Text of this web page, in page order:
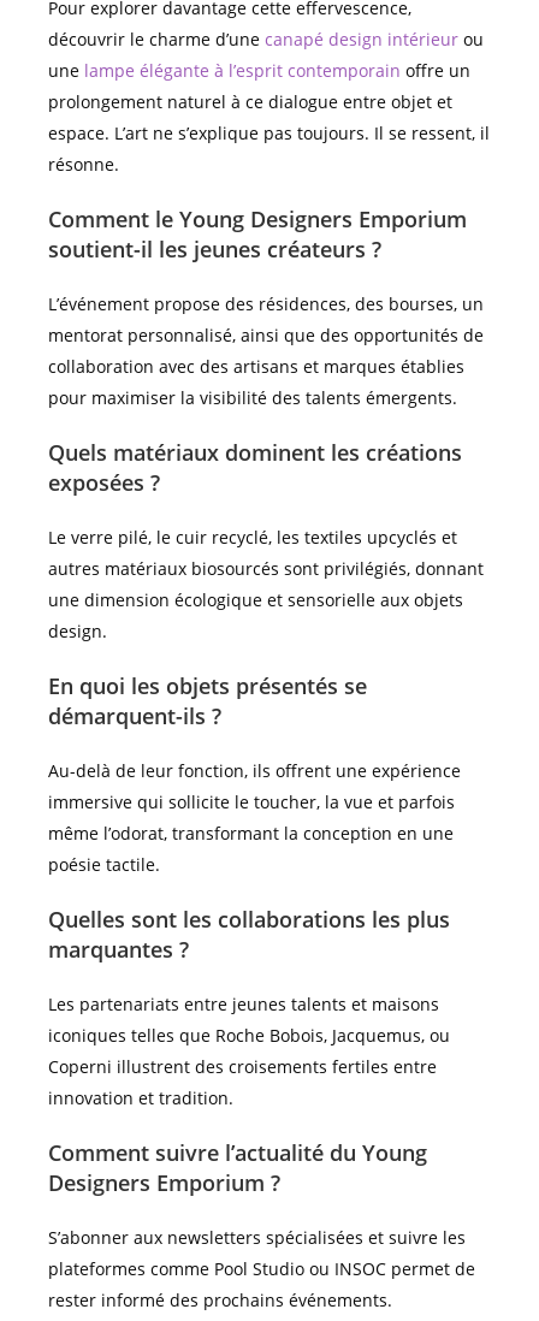
Pour explorer davantage cette effervescence,
découvrir le charme d’une canapé design intérieur ou
une lampe élégante à l’esprit contemporain offre un
prolongement naturel à ce dialogue entre objet et
espace. L’art ne s’explique pas toujours. Il se ressent, il
résonne.
Comment le Young Designers Emporium
soutient-il les jeunes créateurs ?
L’événement propose des résidences, des bourses, un
mentorat personnalisé, ainsi que des opportunités de
collaboration avec des artisans et marques établies
pour maximiser la visibilité des talents émergents.
Quels matériaux dominent les créations
exposées ?
Le verre pilé, le cuir recyclé, les textiles upcyclés et
autres matériaux biosourcés sont privilégiés, donnant
une dimension écologique et sensorielle aux objets
design.
En quoi les objets présentés se
démarquent-ils ?
Au-delà de leur fonction, ils offrent une expérience
immersive qui sollicite le toucher, la vue et parfois
même l’odorat, transformant la conception en une
poésie tactile.
Quelles sont les collaborations les plus
marquantes ?
Les partenariats entre jeunes talents et maisons
iconiques telles que Roche Bobois, Jacquemus, ou
Coperni illustrent des croisements fertiles entre
innovation et tradition.
Comment suivre l’actualité du Young
Designers Emporium ?
S’abonner aux newsletters spécialisées et suivre les
plateformes comme Pool Studio ou INSOC permet de
rester informé des prochains événements.